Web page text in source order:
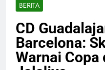
BERITA
CD
Barcelona:
Warnai Copa